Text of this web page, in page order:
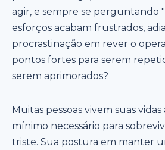
agir, e sempre se perguntando
esforços acabam frustrados,
procrastinação em rever o
pontos fortes para serem
serem aprimorados?
Muitas pessoas vivem suas
mínimo necessário para
triste. Sua postura em manter